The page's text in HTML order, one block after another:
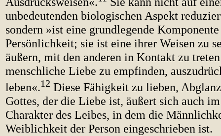
unbedeutenden biologischen Aspekt
sondern »ist eine grundlegende
Persönlichkeit; sie ist eine ihrer Weisen zu
äußern, mit den anderen in Kontakt zu
menschliche Liebe zu empfinden,
leben«.12 Diese Fähigkeit zu lieben,
Gottes, der die Liebe ist, äußert sich auch
Charakter des Leibes, in dem die
Weiblichkeit der Person eingeschrieben ist.